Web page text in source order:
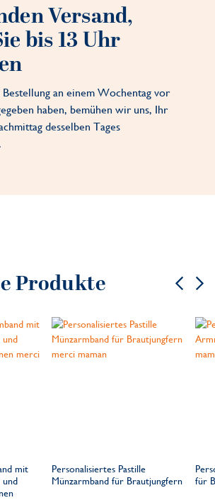
Versand,
bis 13 Uhr
an einem Wochentag vor
haben, bemühen wir uns, Ihr
desselben Tages
Produkte
mit
und
Personalisiertes Pastille
Münzarmband für Brautjungfern
für